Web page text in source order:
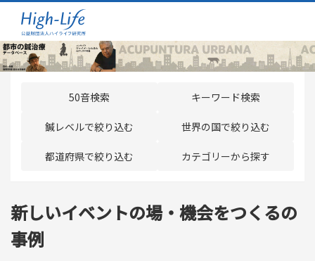
50音検索 キーワード検索
鍼レベルで絞り込む 世界の国で絞り込む
都道府県で絞り込む カテゴリーから探す
新しいイベントの場・機会をつくるの
事例